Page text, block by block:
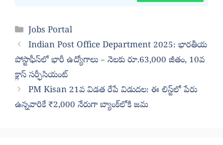
Categories
Jobs Portal
Indian Post Office Department 2025: భారతీయ
పోస్టాఫీస్‌లో భారీ ఉద్యోగాలు – నెలకు రూ.63,000 జీతం, 10వ
క్లాస్ సర్ఫీసియంట్
PM Kisan 21వ విడత రేపే విడుదల: ఈ లిస్ట్‌లో పేరు
ఉన్నవారికే ₹2,000 నేరుగా బ్యాంక్‌లోకి జమ